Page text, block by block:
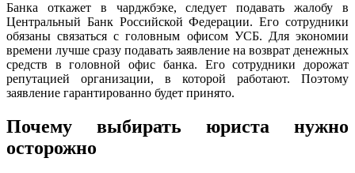
Банка откажет в чарджбэке, следует подавать жалобу в
Центральный Банк Российской Федерации. Его сотрудники
обязаны связаться с головным офисом УСБ. Для экономии
времени лучше сразу подавать заявление на возврат денежных
средств в головной офис банка. Его сотрудники дорожат
репутацией организации, в которой работают. Поэтому
заявление гарантированно будет принято.
Почему выбирать юриста нужно
осторожно